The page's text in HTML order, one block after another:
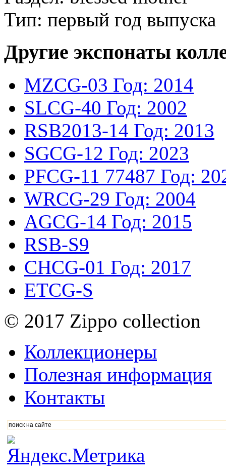
Тип: первый год выпуска
Другие экспонаты
MZCG-03 Год: 2014
SLCG-40 Год: 2002
RSB2013-14 Год: 2013
SGCG-12 Год: 2023
PFCG-11 77487 Год:
WRCG-29 Год: 2004
AGCG-14 Год: 2015
RSB-S9
CHCG-01 Год: 2017
ETCG-S
© 2017 Zippo collection
Коллекционеры
Полезная информация
Контакты